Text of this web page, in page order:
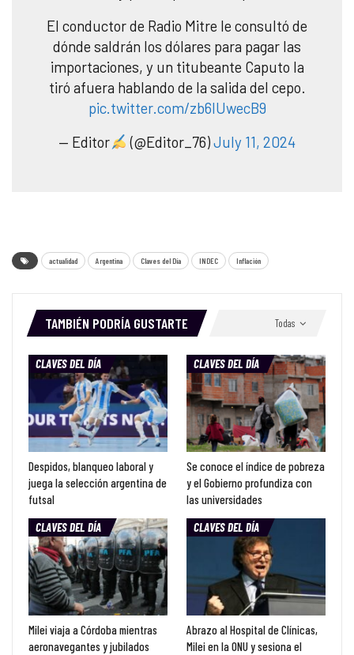
El conductor de Radio Mitre le consultó de
dónde saldrán los dólares para pagar las
importaciones, y un titubeante Caputo la
tiró afuera hablando de la salida del cepo.
pic.twitter.com/zb6IUwecB9
— Editor
(@Editor_76)July 11, 2024
actualidad Argentina Claves del Día INDEC Inflación
Todas
TAMBIÉN PODRÍA GUSTARTE
CLAVES DEL DÍA
Despidos, blanqueo laboral y
juega la selección argentina de
futsal
CLAVES DEL DÍA
Se conoce el índice de pobreza
y el Gobierno profundiza con
las universidades
CLAVES DEL DÍA
Milei viaja a Córdoba mientras
aeronavegantes y jubilados
CLAVES DEL DÍA
Abrazo al Hospital de Clínicas,
Milei en la ONU y sesiona el